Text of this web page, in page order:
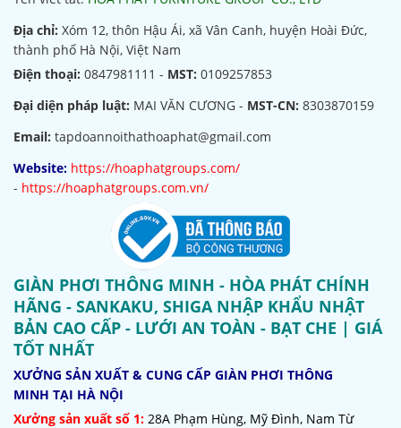
Địa chỉ: Xóm 12, thôn Hậu Ái, xã Vân Canh, huyện Hoài Đức,
thành phố Hà Nội, Việt Nam
Điện thoại: 0847981111 - MST: 0109257853
Đại diện pháp luật: MAI VĂN CƯƠNG - MST-CN: 8303870159
Email: tapdoannoithathoaphat@gmail.com
Website: https://hoaphatgroups.com/
- https://hoaphatgroups.com.vn/
GIÀN PHƠI THÔNG MINH - HÒA PHÁT CHÍNH
HÃNG - SANKAKU, SHIGA NHẬP KHẨU NHẬT
BẢN CAO CẤP - LƯỚI AN TOÀN - BẠT CHE | GIÁ
TỐT NHẤT
XƯỞNG SẢN XUẤT & CUNG CẤP GIÀN PHƠI THÔNG
MINH TẠI HÀ NỘI
Xưởng sản xuất số 1: 28A Phạm Hùng, Mỹ Đình, Nam Từ